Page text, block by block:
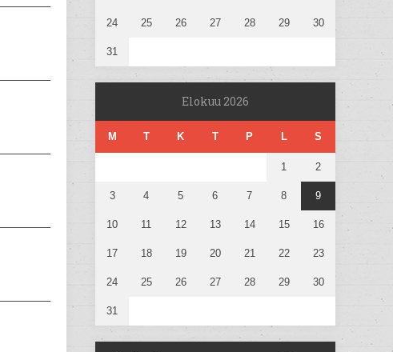
24 25 26 27 28 29 30
31
Elokuu 2026
M T K T P L S
1 2
3 4 5 6 7 8 9
10 11 12 13 14 15 16
17 18 19 20 21 22 23
24 25 26 27 28 29 30
31